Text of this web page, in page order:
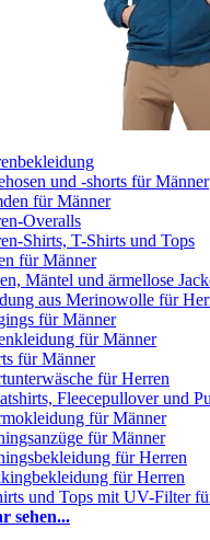
und -shorts für Männer
für Männer
Overalls
Shirts, T-Shirts und Tops
für Männer
Mäntel und ärmellose
aus Merinowolle für
für Männer
für Männer
für Männer
für Herren
Fleecepullover und
für Männer
für Männer
für Herren
für Herren
und Tops mit UV-Filter
sehen...